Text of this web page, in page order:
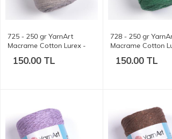
725 - 250 gr YarnArt
Macrame Cotton Lurex -
150.00 TL
728 - 250 gr
Macrame Cotton
150.00 TL